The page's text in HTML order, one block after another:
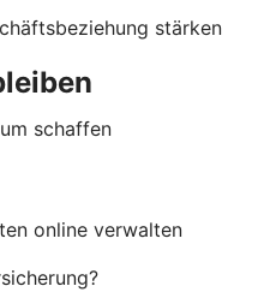
stärken
schaffen
online verwalten